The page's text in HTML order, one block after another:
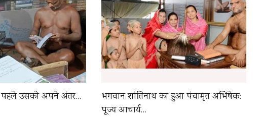
पहले उसको अपने अंतर…
भगवान शांतिनाथ का हुआ पंचामृत अभिषेक:
पूज्य आचार्य…